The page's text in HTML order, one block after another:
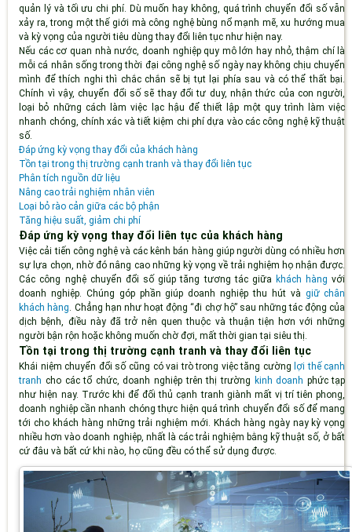
quản lý và tối ưu chi phí. Dù muốn hay không, quá trình chuyển đổi số vẫn
xảy ra, trong một thế giới mà công nghệ bùng nổ mạnh mẽ, xu hướng mua
và kỳ vọng của người tiêu dùng thay đổi liên tục như hiện nay.
Nếu các cơ quan nhà nước, doanh nghiệp quy mô lớn hay nhỏ, thậm chí là
mỗi cá nhân sống trong thời đại công nghệ số ngày nay không chịu chuyển
mình để thích nghi thì chắc chắn sẽ bị tụt lại phía sau và có thể thất bại.
Chính vì vậy, chuyển đổi số sẽ thay đổi tư duy, nhận thức của con người,
loại bỏ những cách làm việc lạc hậu để thiết lập một quy trình làm việc
nhanh chóng, chính xác và tiết kiệm chi phí dựa vào các công nghệ kỹ thuật
số.
Đáp ứng kỳ vọng thay đổi của khách hàng
Tồn tại trong thị trường cạnh tranh và thay đổi liên tục
Phân tích nguồn dữ liệu
Nâng cao trải nghiệm nhân viên
Loại bỏ rào cản giữa các bộ phận
Tăng hiệu suất, giảm chi phí
Đáp ứng kỳ vọng thay đổi liên tục của khách hàng
Việc cải tiến công nghệ và các kênh bán hàng giúp người dùng có nhiều hơn
sự lựa chọn, nhờ đó nâng cao những kỳ vọng về trải nghiệm họ nhận được.
Các công nghệ chuyển đổi số giúp tăng tương tác giữa khách hàng với
doanh nghiệp. Chúng góp phần giúp doanh nghiệp thu hút và giữ chân
khách hàng. Chẳng hạn như hoạt động “đi chợ hộ” sau những tác động của
dịch bệnh, điều này đã trở nên quen thuộc và thuận tiện hơn với những
người bận rộn hoặc không muốn chờ đợi, mất thời gian tại siêu thị.
Tồn tại trong thị trường cạnh tranh và thay đổi liên tục
Khái niệm chuyển đổi số cũng có vai trò trong việc tăng cường lợi thế cạnh
tranh cho các tổ chức, doanh nghiệp trên thị trường kinh doanh phức tạp
như hiện nay. Trước khi để đối thủ cạnh tranh giành mất vị trí tiên phong,
doanh nghiệp cần nhanh chóng thực hiện quá trình chuyển đổi số để mang
tới cho khách hàng những trải nghiệm mới. Khách hàng ngày nay kỳ vọng
nhiều hơn vào doanh nghiệp, nhất là các trải nghiệm bằng kỹ thuật số, ở bất
cứ đâu và bất cứ khi nào, họ cũng đều có thể sử dụng được.